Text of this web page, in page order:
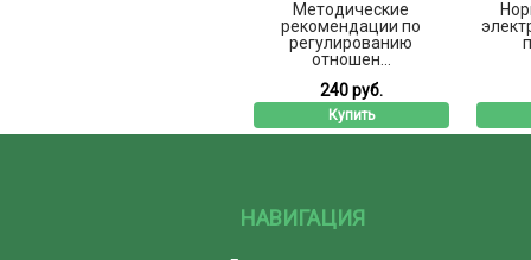
Методические
рекомендации по
регулированию
отношен...
240 руб.
Купить
НАВИГАЦИЯ